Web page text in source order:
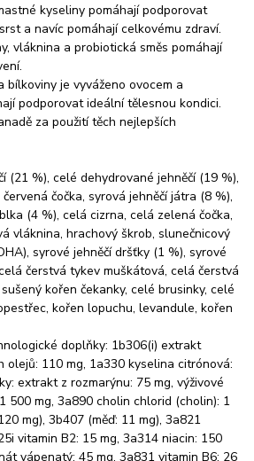
kyseliny pomáhají podporovat
a navíc pomáhají celkovému zdraví.
vláknina a probiotická směs pomáhají
bílkoviny je vyváženo ovocem a
podporovat ideální tělesnou kondici.
za použití těch nejlepších
(21 %), celé dehydrované jehněčí (19 %),
čočka, syrová jehněčí játra (8 %),
(4 %), celá cizrna, celá zelená čočka,
vláknina, hrachový škrob, slunečnicový
syrové jehněčí dršťky (1 %), syrové
čerstvá tykev muškátová, celá čerstvá
kořen čekanky, celé brusinky, celé
kořen lopuchu, levandule, kořen
doplňky: 1b306(i) extrakt
110 mg, 1a330 kyselina citrónová:
extrakt z rozmarýnu: 75 mg, výživové
500 mg, 3a890 cholin chlorid (cholin): 1
mg), 3b407 (měď: 11 mg), 3a821
vitamin B2: 15 mg, 3a314 niacin: 150
vápenatý: 45 mg, 3a831 vitamin B6: 26